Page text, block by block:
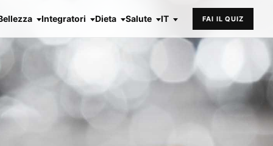
Integratori Dieta Salute IT FAI IL QUIZ